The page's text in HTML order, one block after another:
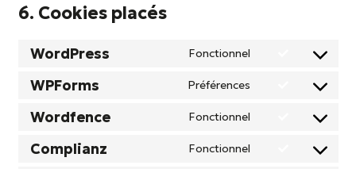
6. Cookies placés
WordPress Fonctionnel
wordpress
WPForms Préférences
Wordfence Fonctionnel
Complianz Fonctionnel